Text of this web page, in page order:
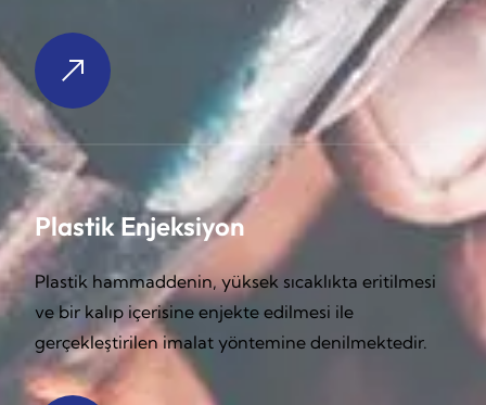
Plastik Enjeksiyon
Plastik hammaddenin, yüksek sıcaklıkta eritilmesi
ve bir kalıp içerisine enjekte edilmesi ile
gerçekleştirilen imalat yöntemine denilmektedir.